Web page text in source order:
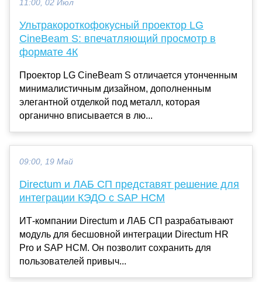
11:00, 02 Июл
Ультракороткофокусный проектор LG
CineBeam S: впечатляющий просмотр в
формате 4К
Проектор LG CineBeam S отличается утонченным
минималистичным дизайном, дополненным
элегантной отделкой под металл, которая
органично вписывается в лю...
09:00, 19 Май
Directum и ЛАБ СП представят решение для
интеграции КЭДО с SAP HCM
ИТ-компании Directum и ЛАБ СП разрабатывают
модуль для бесшовной интеграции Directum HR
Pro и SAP HCM. Он позволит сохранить для
пользователей привыч...